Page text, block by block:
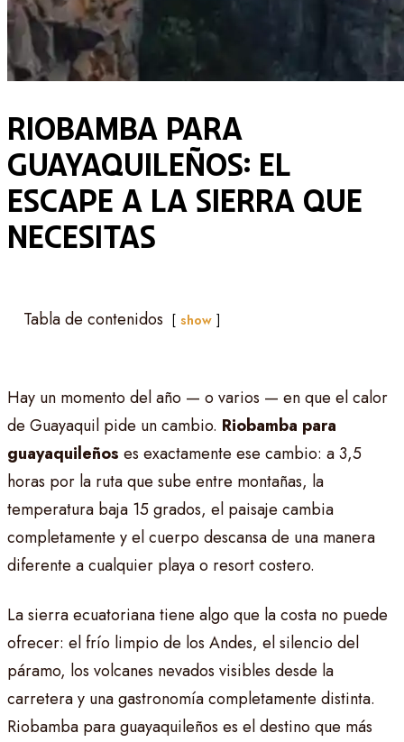
Riobamba para
Guayaquileños: el
Escape a la Sierra que
Necesitas
Tabla de contenidos show
Hay un momento del año — o varios — en que el calor
de Guayaquil pide un cambio. Riobamba para
guayaquileños es exactamente ese cambio: a 3,5
horas por la ruta que sube entre montañas, la
temperatura baja 15 grados, el paisaje cambia
completamente y el cuerpo descansa de una manera
diferente a cualquier playa o resort costero.
La sierra ecuatoriana tiene algo que la costa no puede
ofrecer: el frío limpio de los Andes, el silencio del
páramo, los volcanes nevados visibles desde la
carretera y una gastronomía completamente distinta.
Riobamba para guayaquileños es el destino que más